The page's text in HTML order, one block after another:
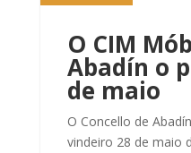
O CIM
Abadín o
de maio
O Concello de
vindeiro 28 de maio